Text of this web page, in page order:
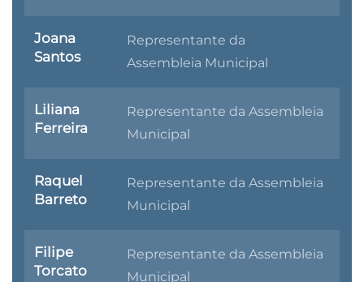
Joana
Santos
Representante da
Assembleia Municipal
Liliana
Ferreira
Representante da Assembleia
Municipal
Raquel
Barreto
Representante da Assembleia
Municipal
Filipe
Torcato
Representante da Assembleia
Municipal